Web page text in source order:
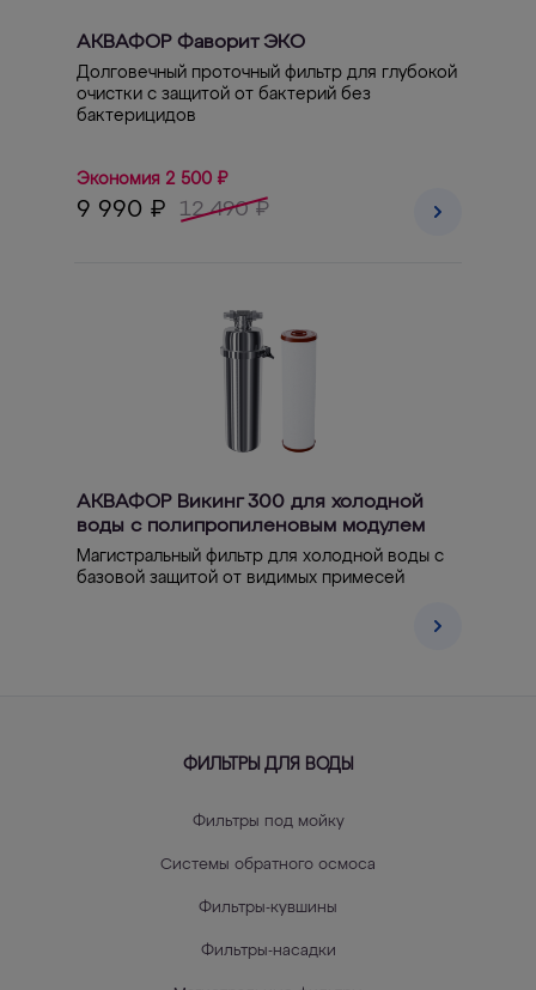
АКВАФОР Фаворит ЭКО
Долговечный проточный фильтр для глубокой
очистки с защитой от бактерий без
бактерицидов
Экономия 2 500 ₽
9 990 ₽ 12 490 ₽
АКВАФОР Викинг 300 для холодной
воды с полипропиленовым модулем
Магистральный фильтр для холодной воды с
базовой защитой от видимых примесей
ФИЛЬТРЫ ДЛЯ ВОДЫ
Фильтры под мойку
Системы обратного осмоса
Фильтры-кувшины
Фильтры-насадки